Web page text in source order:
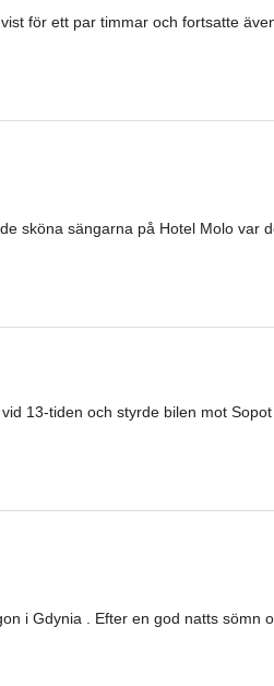
för ett par timmar och fortsatte
sköna sängarna på Hotel Molo var
13-tiden och styrde bilen mot
i Gdynia . Efter en god natts